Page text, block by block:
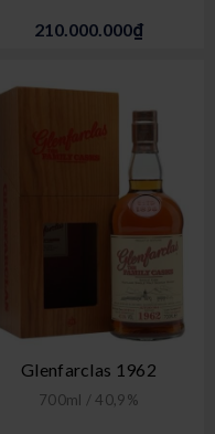
210.000.000₫
Glenfarclas 1962
700ml / 40,9%